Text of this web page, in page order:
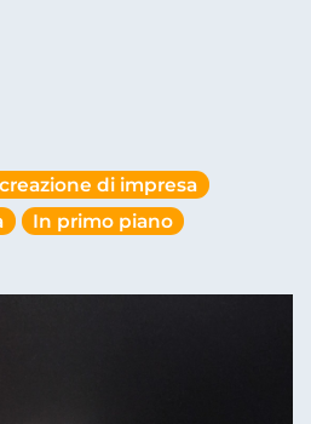
di impresa
In primo piano